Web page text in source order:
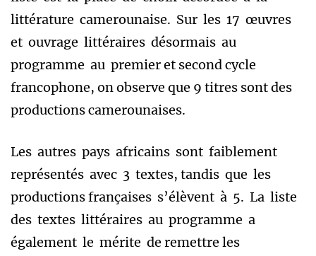
littérature camerounaise. Sur les 17 œuvres
et ouvrage littéraires désormais au
programme au premier et second cycle
francophone, on observe que 9 titres sont des
productions camerounaises.
Les autres pays africains sont faiblement
représentés avec 3 textes, tandis que les
productions françaises s’élèvent à 5. La liste
des textes littéraires au programme a
également le mérite de remettre les